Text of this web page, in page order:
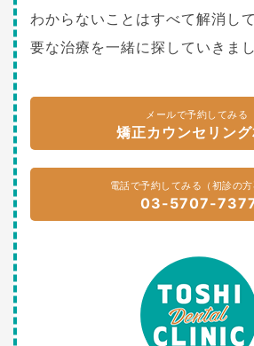
わからないことはすべて解消し
要な治療を一緒に探していきまし
メールで予約してみる
矯正カウンセリン
電話で予約してみる（初診の方
03-5707-